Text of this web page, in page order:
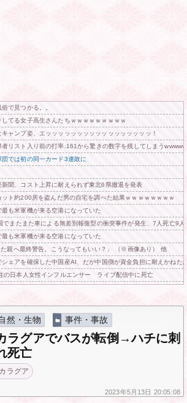
で見つかる。。
してる女子高生さんたちｗｗｗｗｗｗｗｗｗ
キャンプ姿、エッッッッッッッッッッッッッッッッッ！
リスト入り前の打率.161から驚きの数字を残してしまう
では初の同一カード3連敗に
聞、コスト上昇に耐えられず東北6県撤退を発表
ト約200房を盗んだ男の自宅を調べた結果ｗｗｗｗｗｗｗｗ
最も米軍機が来る空港になっていた
でまたまた車による無差別報復型の衝突事件が発生、7人死亡9人
最も米軍機が来る空港になっていた
親へ最終警告。こうなってもいい？」 （※画像あり） 他
シェアを確保した中国産AI、だが中国側が資金負担に耐えかね
の日本人女性インフルエンサー ライブ配信中に死亡
然・生物 事件・事故
ラグアでバスが転倒→ハチに刺
死亡
ラグア
2023年5月13日 20:05:08